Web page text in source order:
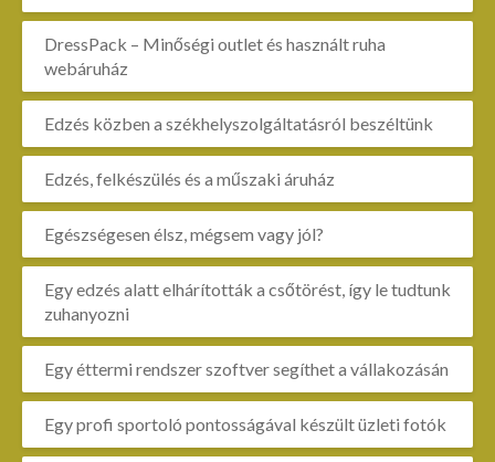
DressPack – Minőségi outlet és használt ruha
webáruház
Edzés közben a székhelyszolgáltatásról beszéltünk
Edzés, felkészülés és a műszaki áruház
Egészségesen élsz, mégsem vagy jól?
Egy edzés alatt elhárították a csőtörést, így le tudtunk
zuhanyozni
Egy éttermi rendszer szoftver segíthet a vállakozásán
Egy profi sportoló pontosságával készült üzleti fotók